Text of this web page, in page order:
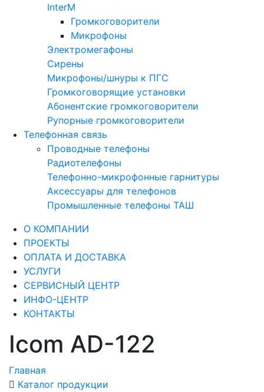
InterM
Громкоговорители
Микрофоны
Электромегафоны
Сирены
Микрофоны/шнуры к ПГС
Громкоговорящие установки
Абонентские громкоговорители
Рупорные громкоговорители
Телефонная связь
Проводные телефоны
Радиотелефоны
Телефонно-микрофонные гарнитуры
Аксессуары для телефонов
Промышленные телефоны ТАШ
О КОМПАНИИ
ПРОЕКТЫ
ОПЛАТА И ДОСТАВКА
УСЛУГИ
СЕРВИСНЫЙ ЦЕНТР
ИНФО-ЦЕНТР
КОНТАКТЫ
Icom AD-122
Главная
Каталог продукции